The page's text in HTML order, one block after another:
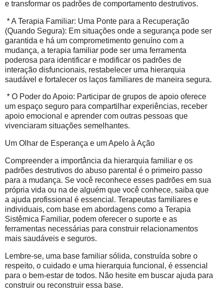
e transformar os padrões de comportamento destrutivos.
* A Terapia Familiar: Uma Ponte para a Recuperação
(Quando Segura): Em situações onde a segurança pode ser
garantida e há um comprometimento genuíno com a
mudança, a terapia familiar pode ser uma ferramenta
poderosa para identificar e modificar os padrões de
interação disfuncionais, restabelecer uma hierarquia
saudável e fortalecer os laços familiares de maneira segura.
* O Poder do Apoio: Participar de grupos de apoio oferece
um espaço seguro para compartilhar experiências, receber
apoio emocional e aprender com outras pessoas que
vivenciaram situações semelhantes.
Um Olhar de Esperança e um Apelo à Ação
Compreender a importância da hierarquia familiar e os
padrões destrutivos do abuso parental é o primeiro passo
para a mudança. Se você reconhece esses padrões em sua
própria vida ou na de alguém que você conhece, saiba que
a ajuda profissional é essencial. Terapeutas familiares e
individuais, com base em abordagens como a Terapia
Sistêmica Familiar, podem oferecer o suporte e as
ferramentas necessárias para construir relacionamentos
mais saudáveis e seguros.
Lembre-se, uma base familiar sólida, construída sobre o
respeito, o cuidado e uma hierarquia funcional, é essencial
para o bem-estar de todos. Não hesite em buscar ajuda para
construir ou reconstruir essa base.